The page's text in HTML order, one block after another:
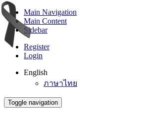
Main Navigation
Main Content
Sidebar
Register
Login
English
ภาษาไทย
Toggle navigation